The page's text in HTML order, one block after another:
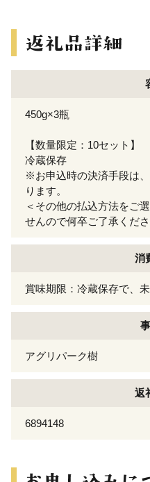
450g×3瓶
【数量限定：10セット】
冷蔵保存
※お申込時の決済手段は
ります。
＜その他の払込方法をご
せんので何卒ご了承くだ
消
賞味期限：冷蔵保存で、
アグリパーク樹
返
6894148